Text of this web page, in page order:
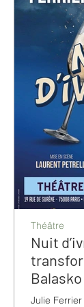
Nuit
Julie
Théâtre